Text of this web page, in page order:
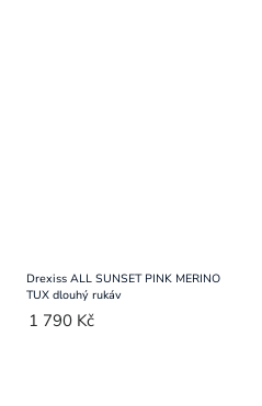
Drexiss ALL SUNSET PINK MERINO
TUX dlouhý rukáv
1 790 Kč